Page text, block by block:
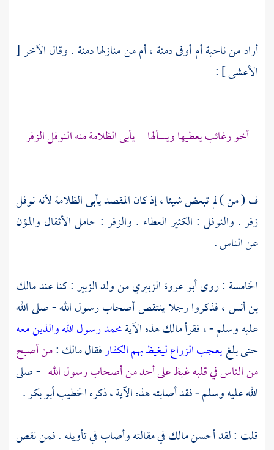
أراد من ناحيةأم أوفىدمنة ، أم من منازلها دمنة . وقال الآخر [
الأعشى] :
أخو رغائب يعطيها ويسألها يأبى الظلامة منه النوفل الزفر
ف ( من ) لم تبعض شيئا ، إذ كان المقصد يأبى الظلامة لأنه نوفل
زفر . والنوفل : الكثير العطاء . والزفر : حامل الأثقال والمؤن
عن الناس .
الخامسة : روىأبو عروة الزبيري من ولد الزبير: كنا عندمالك
بن أنس، فذكروا رجلا ينتقص أصحاب رسول الله - صلى الله
عليه وسلم - ، فقرأمالكهذه الآيةمحمد رسول الله والذين معه
حتى بلغيعجب الزراع ليغيظ بهم الكفارفقالمالك:من أصبح
من الناس في قلبه غيظ على أحد من أصحاب رسول الله - صلى
الله عليه وسلم - فقد أصابته هذه الآية ، ذكرهالخطيب أبو بكر .
قلت : لقد أحسنمالكفي مقالته وأصاب في تأويله . فمن نقص